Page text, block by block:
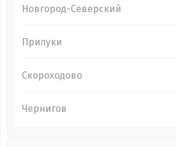
Новгород-Северский
Прилуки
Скороходово
Чернигов